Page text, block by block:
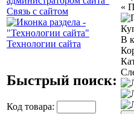
Связь с сайтом
Технологии сайта
Быстрый поиск:
Код товара:
«
В